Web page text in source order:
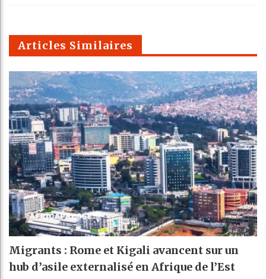
m
Articles Similaires
Migrants : Rome et Kigali avancent sur un
hub d’asile externalisé en Afrique de l’Est